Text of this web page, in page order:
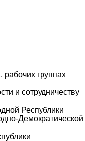
рабочих группах
и сотрудничеству
Республики
Демократической